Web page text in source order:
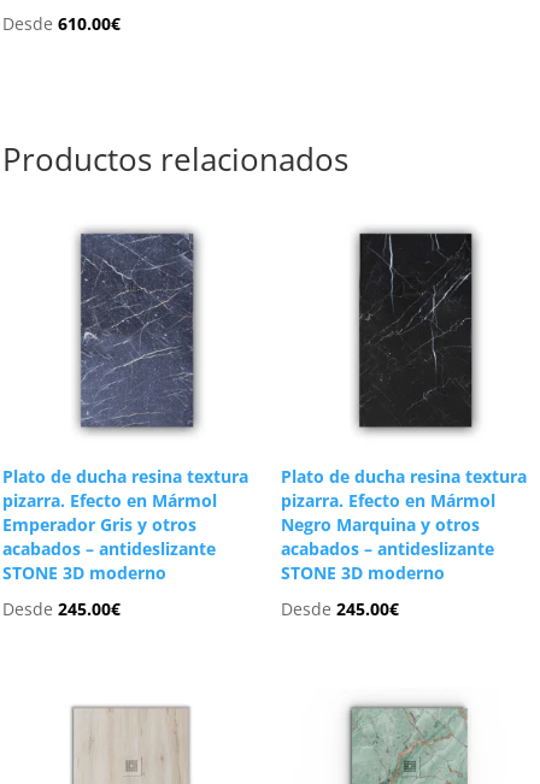
Desde610.00€
Productos relacionados
Plato de ducha resina textura
pizarra. Efecto en Mármol
Emperador Gris y otros
acabados – antideslizante
STONE 3D moderno
Desde245.00€
Plato de ducha resina textura
pizarra. Efecto en Mármol
Negro Marquina y otros
acabados – antideslizante
STONE 3D moderno
Desde 245.00€